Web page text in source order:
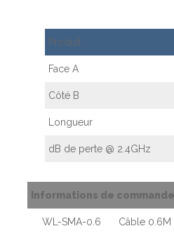
Produit
Face A
Côté B
Longueur
dB de perte @ 2.4GHz
Informations de commande
WL-SMA-0.6 Câble 0.6M